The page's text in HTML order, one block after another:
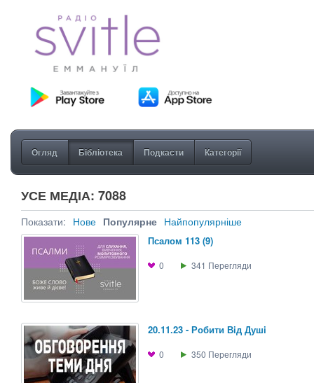
Огляд Бібліотека Подкасти Категорії
УСЕ МЕДІА: 7088
Показати: Нове Популярне Найпопулярніше
Псалом 113 (9)
0 341 Перегляди
20.11.23 - Робити Вiд Душi
0 350 Перегляди